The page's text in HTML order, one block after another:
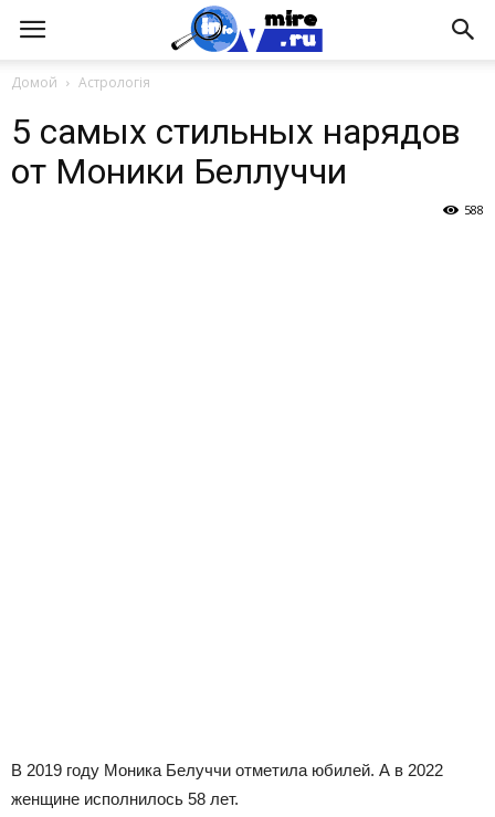
Домой Астрологія
5 самых стильных нарядов
от Моники Беллуччи
588
В 2019 году Моника Белуччи отметила юбилей. А в 2022
женщине исполнилось 58 лет.